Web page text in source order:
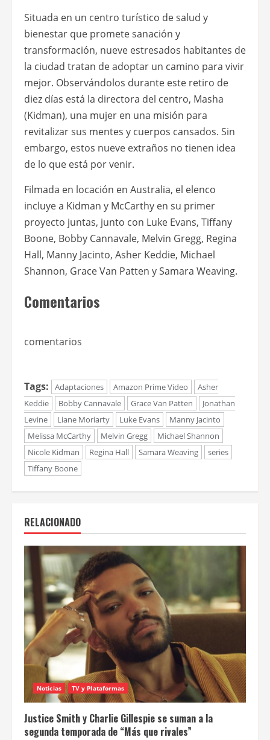
Situada en un centro turístico de salud y
bienestar que promete sanación y
transformación, nueve estresados habitantes de
la ciudad tratan de adoptar un camino para vivir
mejor. Observándolos durante este retiro de
diez días está la directora del centro, Masha
(Kidman), una mujer en una misión para
revitalizar sus mentes y cuerpos cansados. Sin
embargo, estos nueve extraños no tienen idea
de lo que está por venir.
Filmada en locación en Australia, el elenco
incluye a Kidman y McCarthy en su primer
proyecto juntas, junto con Luke Evans, Tiffany
Boone, Bobby Cannavale, Melvin Gregg, Regina
Hall, Manny Jacinto, Asher Keddie, Michael
Shannon, Grace Van Patten y Samara Weaving.
Comentarios
comentarios
Tags: Adaptaciones Amazon Prime Video
Asher
Keddie
Bobby Cannavale Grace Van Patten
Jonathan
Levine
Liane Moriarty Luke Evans
Manny Jacinto
Melissa McCarthy
Melvin Gregg
Michael Shannon
Nicole Kidman
Regina Hall Samara Weaving
series
Tiffany Boone
RELACIONADO
Noticias TV y Plataformas
Justice Smith y Charlie Gillespie se suman a la
segunda temporada de “Más que rivales”